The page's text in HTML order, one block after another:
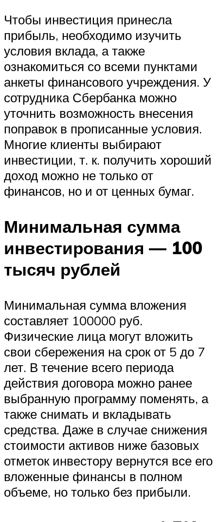
Чтобы инвестиция принесла
прибыль, необходимо изучить
условия вклада, а также
ознакомиться со всеми пунктами
анкеты финансового учреждения. У
сотрудника Сбербанка можно
уточнить возможность внесения
поправок в прописанные условия.
Многие клиенты выбирают
инвестиции, т. к. получить хороший
доход можно не только от
финансов, но и от ценных бумаг.
Минимальная сумма
инвестирования — 100
тысяч рублей
Минимальная сумма вложения
составляет 100000 руб.
Физические лица могут вложить
свои сбережения на срок от 5 до 7
лет. В течение всего периода
действия договора можно ранее
выбранную программу поменять, а
также снимать и вкладывать
средства. Даже в случае снижения
стоимости активов ниже базовых
отметок инвестору вернутся все его
вложенные финансы в полном
объеме, но только без прибыли.